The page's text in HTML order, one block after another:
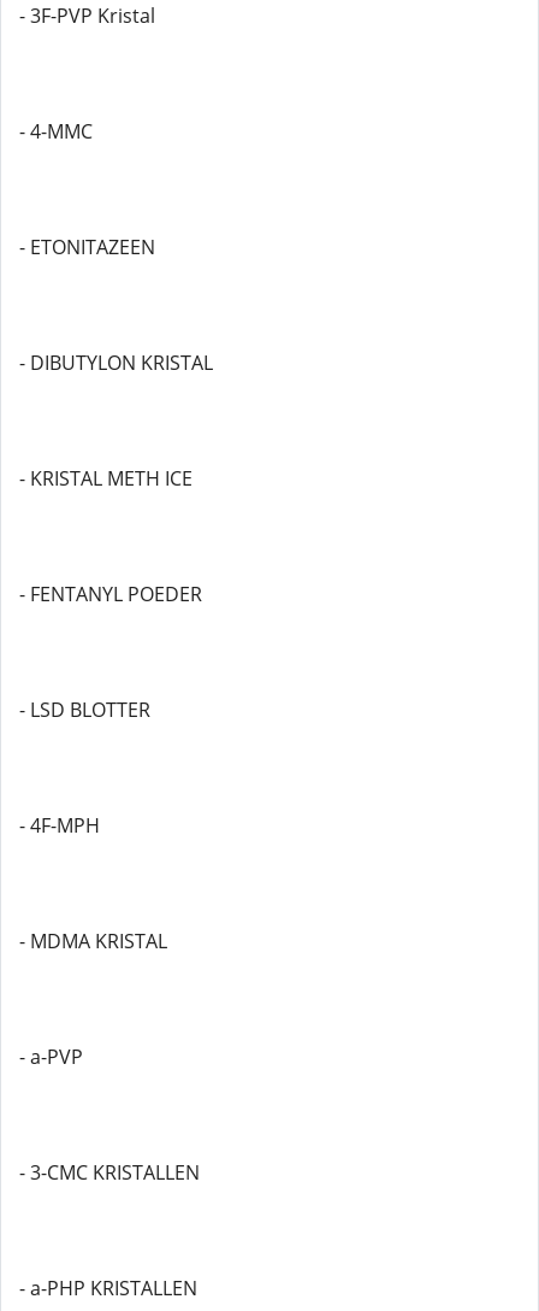
- 3F-PVP Kristal
- 4-MMC
- ETONITAZEEN
- DIBUTYLON KRISTAL
- KRISTAL METH ICE
- FENTANYL POEDER
- LSD BLOTTER
- 4F-MPH
- MDMA KRISTAL
- a-PVP
- 3-CMC KRISTALLEN
- a-PHP KRISTALLEN